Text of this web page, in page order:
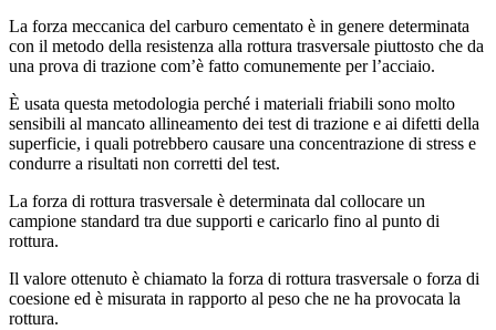
La forza meccanica del carburo cementato è in genere determinata
con il metodo della resistenza alla rottura trasversale piuttosto che da
una prova di trazione com’è fatto comunemente per l’acciaio.
È usata questa metodologia perché i materiali friabili sono molto
sensibili al mancato allineamento dei test di trazione e ai difetti della
superficie, i quali potrebbero causare una concentrazione di stress e
condurre a risultati non corretti del test.
La forza di rottura trasversale è determinata dal collocare un
campione standard tra due supporti e caricarlo fino al punto di
rottura.
Il valore ottenuto è chiamato la forza di rottura trasversale o forza di
coesione ed è misurata in rapporto al peso che ne ha provocata la
rottura.